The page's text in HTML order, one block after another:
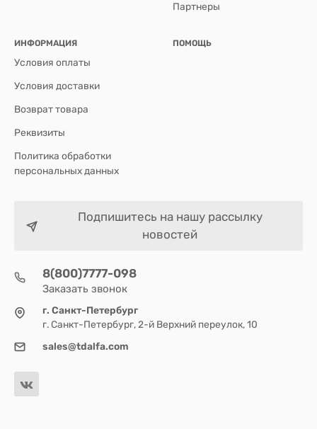
Партнеры
ИНФОРМАЦИЯ
Условия оплаты
Условия доставки
Возврат товара
Реквизиты
Политика обработки
персональных данных
ПОМОЩЬ
Подпишитесь на нашу рассылку
новостей
8(800)7777-098
Заказать звонок
г. Санкт-Петербург
г. Санкт-Петербург, 2-й Верхний переулок, 10
sales@tdalfa.com